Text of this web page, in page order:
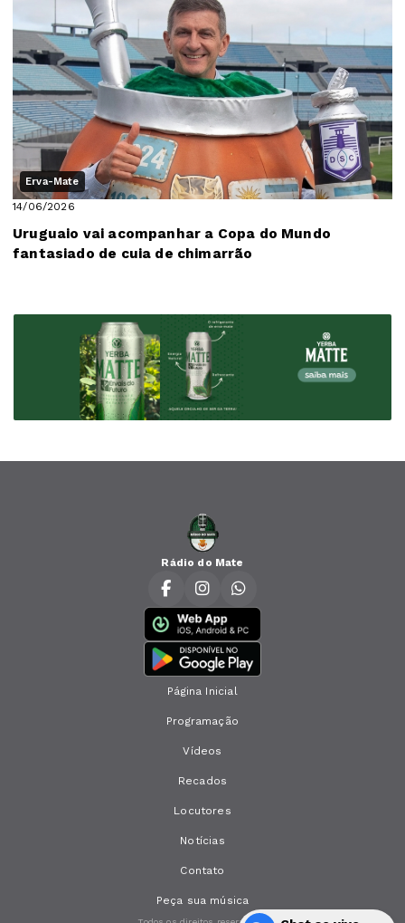
Erva-Mate
14/06/2026
Uruguaio vai acompanhar a Copa do Mundo
fantasiado de cuia de chimarrão
Rádio do Mate
Página Inicial
Programação
Vídeos
Recados
Locutores
Notícias
Contato
Peça sua música